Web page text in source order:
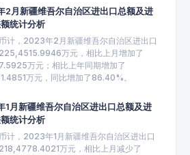
2月新疆维吾尔自治区进出口总额及进
统计分析
计，2023年2月新疆维吾尔自治区进出口
万元，相比上月增加了
万元；相比上年同期增加了
万元，同比增加了86.40%。
1月新疆维吾尔自治区进出口总额及进
统计分析
计，2023年1月新疆维吾尔自治区进出口
万元，相比上月减少了